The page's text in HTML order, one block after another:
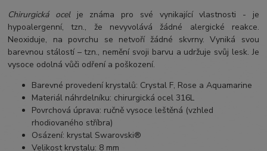
Chirurgická ocelje známa pro své vynikající vlastnosti - je
hypoalergenní, tzn., že nevyvolává žádné alergické reakce.
Neoxiduje, na povrchu se netvoří žádné skvrny. Vyniká svou
barevnou stálostí – tzn., nemění svoji barvu a udržuje svůj lesk. Je
vysoce odolná vůči odření a poškození.
Barevné provedení krystalů: Crystal F, Rose a Aquamarine
Materiál náhrdelníku: chirurgická ocel 316L
Povrchová úprava: ručně vysoce leštěná (vzhled
rhodiovaného stříbra)
Osázení: krystal Swarovski®
Velikost krystalu: 8 mm